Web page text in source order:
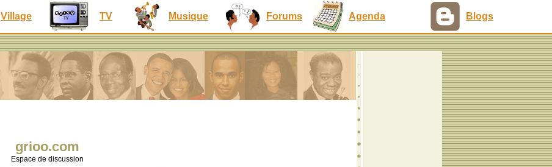
Village TV Musique Forums Agenda Blogs
grioo.com
Espace de discussion